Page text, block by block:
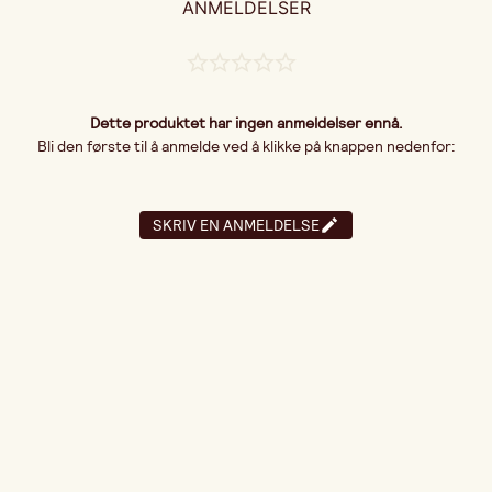
ANMELDELSER
Dette produktet har ingen anmeldelser ennå.
Bli den første til å anmelde ved å klikke på knappen nedenfor:
SKRIV EN ANMELDELSE